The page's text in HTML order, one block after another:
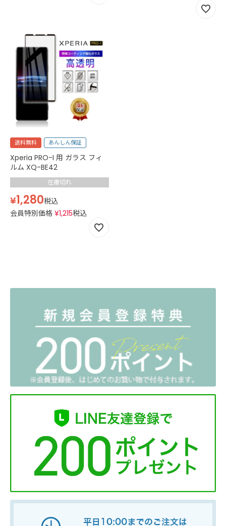
送料無料 あんしん保証
Xperia PRO-I 用 ガラス フィ
ルム XQ-BE42
在庫切れ
¥1,280税込
会員特別価格 ¥1,215税込